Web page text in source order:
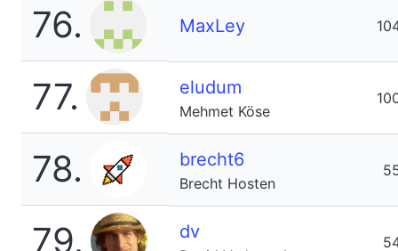
76. MaxLey
77. eludum
Mehmet Köse
78. brecht6
Brecht Hosten
79. dv